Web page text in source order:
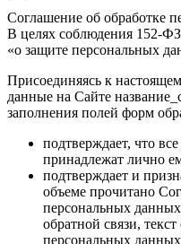
Соглашение об обработке
В целях соблюдения 152-ФЗ
«о защите персональных
Присоединяясь к
данные на Сайте
заполнения полей форм
подтверждает, что
принадлежат лично
подтверждает и
объеме прочитано
персональных
обратной связи,
персональных